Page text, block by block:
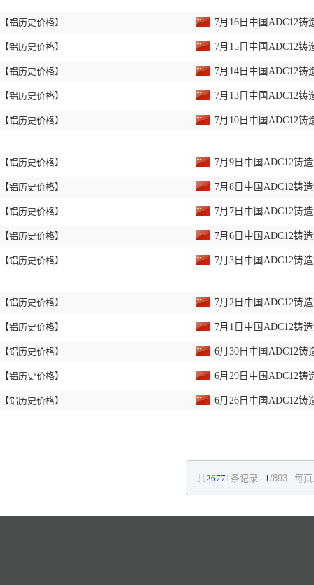
【铝历史价格】
【铝历史价格】
【铝历史价格】
【铝历史价格】
【铝历史价格】
【铝历史价格】
【铝历史价格】
【铝历史价格】
【铝历史价格】
【铝历史价格】
【铝历史价格】
【铝历史价格】
【铝历史价格】
【铝历史价格】
【铝历史价格】
7月16日中国ADC12
7月15日中国ADC12
7月14日中国ADC12
7月13日中国ADC12
7月10日中国ADC12
7月9日中国ADC12铸
7月8日中国ADC12铸
7月7日中国ADC12铸
7月6日中国ADC12铸
7月3日中国ADC12铸
7月2日中国ADC12铸
7月1日中国ADC12铸
6月30日中国ADC12
6月29日中国ADC12
6月26日中国ADC12
共26771条记录 1/893 每